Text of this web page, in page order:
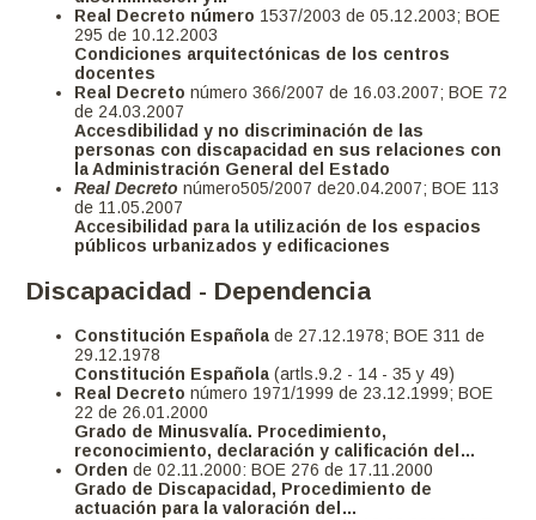
Real Decreto número 1537/2003 de 05.12.2003; BOE
295 de 10.12.2003
Condiciones arquitectónicas de los centros
docentes
Real Decretonúmero 366/2007 de 16.03.2007; BOE 72
de 24.03.2007
Accesdibilidad y no discriminación de las
personas con discapacidad en sus relaciones con
la Administración General del Estado
Real Decreto número505/2007 de20.04.2007; BOE 113
de 11.05.2007
Accesibilidad para la utilización de los espacios
públicos urbanizados y edificaciones
Discapacidad - Dependencia
Constitución Españolade 27.12.1978; BOE 311 de
29.12.1978
Constitución Española(artls.9.2 - 14 - 35 y 49)
Real Decreto número 1971/1999 de 23.12.1999; BOE
22 de 26.01.2000
Grado de Minusvalía. Procedimiento,
reconocimiento, declaración y calificación del…
Orden de 02.11.2000: BOE 276 de 17.11.2000
Grado de Discapacidad, Procedimiento de
actuación para la valoración del…